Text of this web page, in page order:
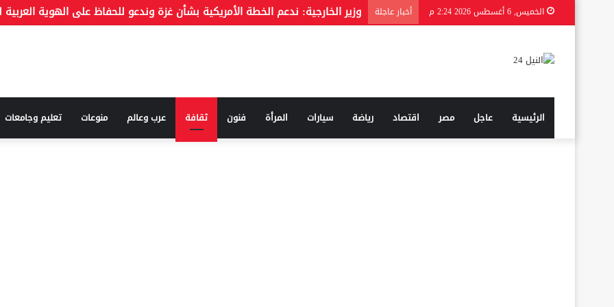
الخميس, 6 أغسطس 2026 2:24 م أخبار عاجلة التعليم تحسم الجدل بشأن مناهج البكالوريا المصرية: الصور المتداولة “مزيفة”
الرئيسية عاجل مصر اقتصاد رياضة سيارات المرأة فنون ثقافة عرب وعالم منوعات تعليم وجامعات